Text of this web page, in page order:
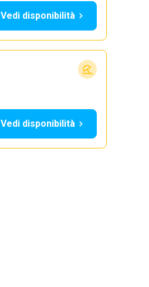
Vedi disponibilità
Vedi disponibilità